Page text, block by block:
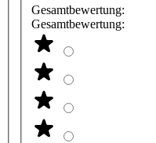
Gesamtbewertung:
Gesamtbewertung: